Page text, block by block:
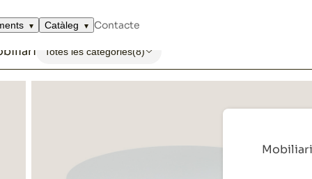
Catàleg Contacte
Totes les categories(8)
Mobiliari